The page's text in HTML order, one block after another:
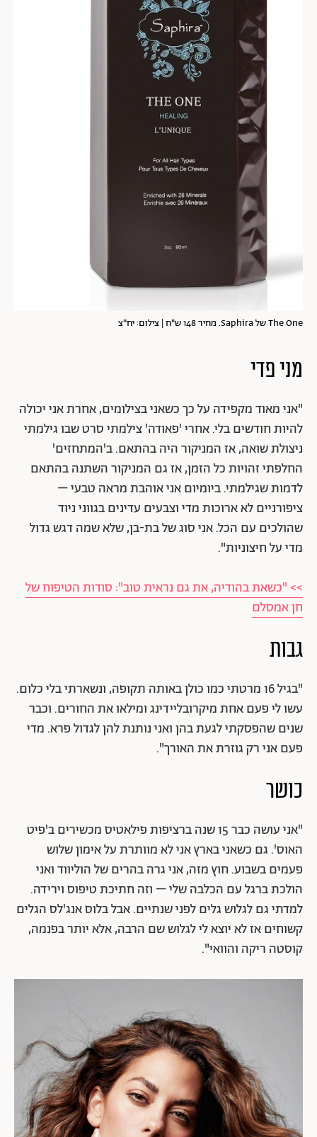
The One של Saphira. מחיר 148 ש"ח | צילום: יח"צ
מני פדי
"אני מאוד מקפידה על כך כשאני בצילומים, אחרת אני יכולה
להיות חודשים בלי. אחרי 'פאודה' צילמתי סרט שבו גילמתי
ניצולת שואה, אז המניקור היה בהתאם. ב'המתחזים'
החלפתי זהויות כל הזמן, אז גם המניקור השתנה בהתאם
לדמות שגילמתי. ביומיום אני אוהבת מראה טבעי –
ציפורניים לא ארוכות מדי וצבעים עדינים בגווני ניוד
שהולכים עם הכל. אני סוג של בת-בן, שלא שמה דגש גדול
מדי על חיצוניות".
>> "כשאת בהודיה, את גם נראית טוב": סודות הטיפוח של
חן אמסלם
גבות
"בגיל 16 מרטתי כמו כולן באותה תקופה, ונשארתי בלי כלום.
עשו לי פעם אחת מיקרובליידינג ומילאו את החורים. וכבר
שנים שהפסקתי לגעת בהן ואני נותנת להן לגדול פרא. מדי
פעם אני רק גוזרת את האורך".
כושר
"אני עושה כבר 15 שנה ברציפות פילאטיס מכשירים ב'פיט
האוס'. גם כשאני בארץ אני לא מוותרת על אימון שלוש
פעמים בשבוע. חוץ מזה, אני גרה בהרים של הוליווד ואני
הולכת ברגל עם הכלבה שלי – וזה חתיכת טיפוס וירידה.
למדתי גם לגלוש גלים לפני שנתיים. אבל בלוס אנג'לס הגלים
קשוחים אז לא יוצא לי לגלוש שם הרבה, אלא יותר בפנמה,
קוסטה ריקה והוואי".